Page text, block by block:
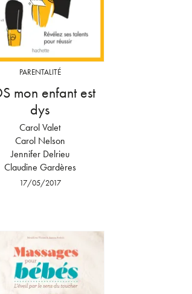
PARENTALITÉ
mon enfant est
dys
Carol Valet
Carol Nelson
Jennifer Delrieu
Claudine Gardères
17/05/2017